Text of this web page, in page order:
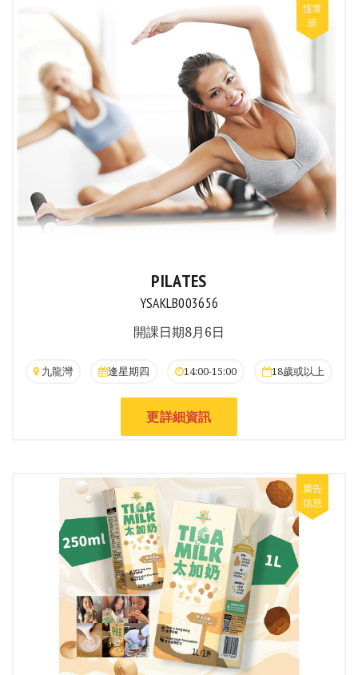
PILATES
YSAKLB003656
開課日期8月6日
九龍灣 逢星期四 14:00-15:00 18歲或以上
更詳細資訊